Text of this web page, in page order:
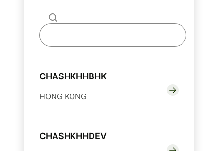
CHASHKHHBHK
HONG KONG
CHASHKHHDEV